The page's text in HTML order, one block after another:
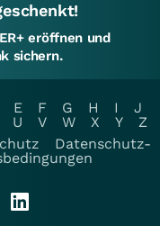
eröffnen und
sichern.
E F G H I
J
U V W X Y
Z
Datenschutz-